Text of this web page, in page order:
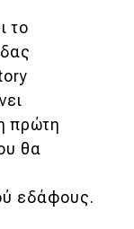
το
πρώτη
θα
εδάφους.